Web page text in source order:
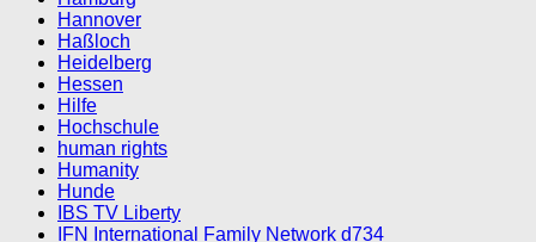
Hannover
Haßloch
Heidelberg
Hessen
Hilfe
Hochschule
human rights
Humanity
Hunde
IBS TV Liberty
IFN International Family Network d734